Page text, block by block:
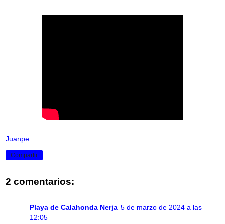
Juanpe
Compartir
2 comentarios:
Playa de Calahonda Nerja 5 de marzo de 2024 a las
12:05